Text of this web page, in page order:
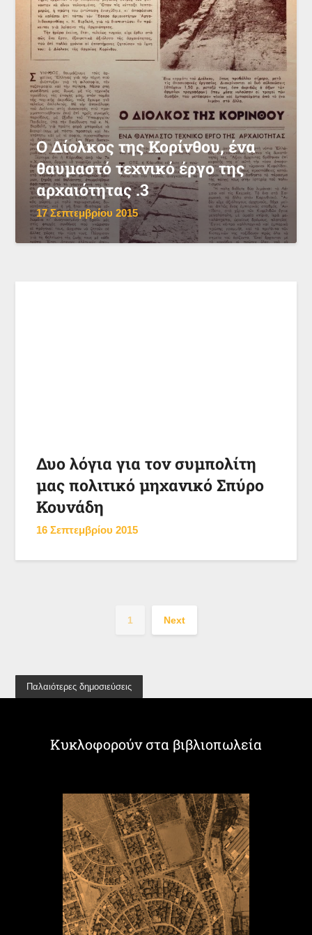
Ο Δίολκος της Κορίνθου, ένα
θαυμαστό τεχνικό έργο της
αρχαιότητας .3
17 Σεπτεμβρίου 2015
Δυο λόγια για τον συμπολίτη
μας πολιτικό μηχανικό Σπύρο
Κουνάδη
16 Σεπτεμβρίου 2015
1 Next
Παλαιότερες δημοσιεύσεις
Κυκλοφορούν στα βιβλιοπωλεία